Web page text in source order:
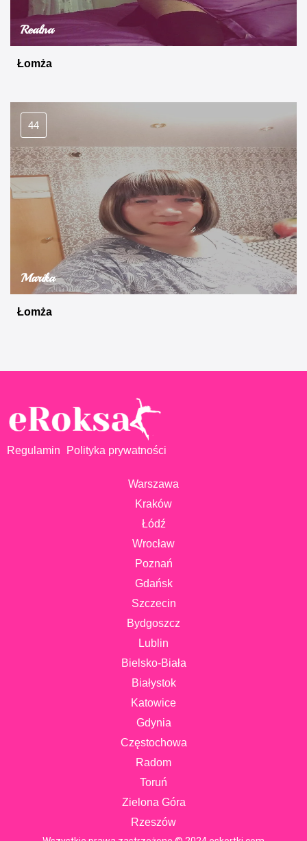
Realna
Łomża
44
Marika
Łomża
Regulamin Polityka prywatności
Warszawa
Kraków
Łódź
Wrocław
Poznań
Gdańsk
Szczecin
Bydgoszcz
Lublin
Bielsko-Biała
Białystok
Katowice
Gdynia
Częstochowa
Radom
Toruń
Zielona Góra
Rzeszów